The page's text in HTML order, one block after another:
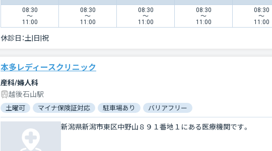
08:30
〜
11:00
08:30
〜
11:00
08:30
〜
11:00
08:30
〜
11:00
08:30
〜
11:00
休診日：土|日|祝
本多レディースクリニック
産科/婦人科
越後石山駅
土曜可 マイナ保険証対応 駐車場あり バリアフリー
新潟県新潟市東区中野山８９１番地１にある医療機関です。